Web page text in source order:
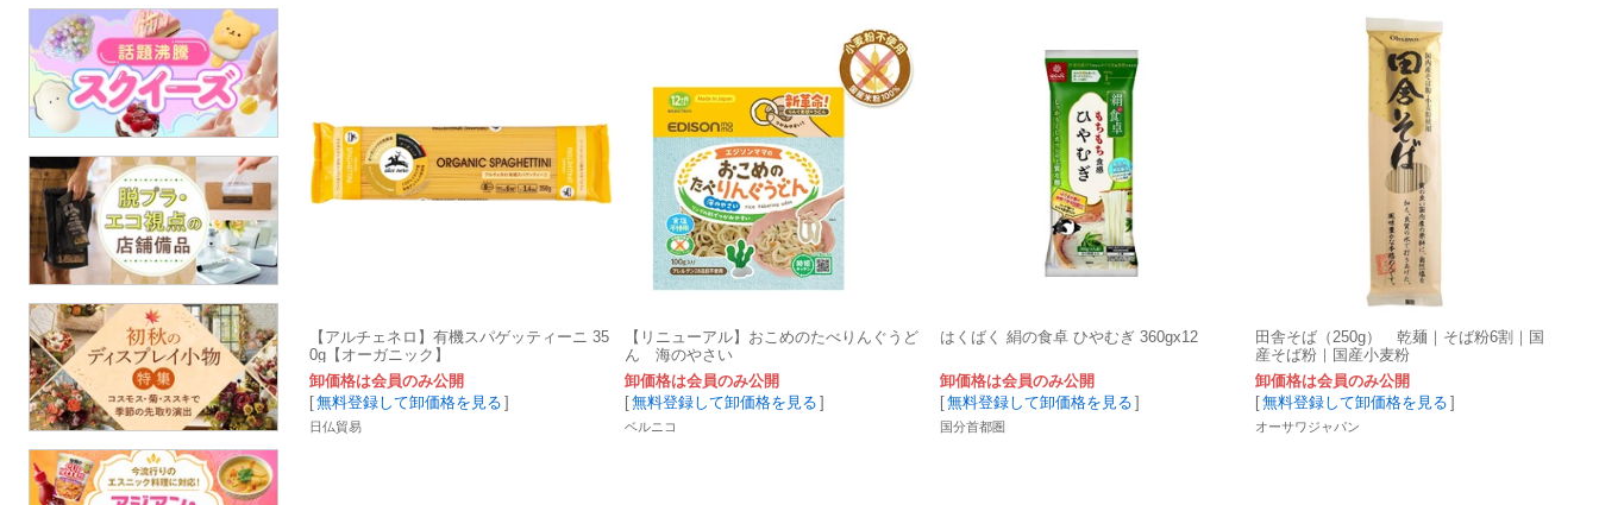
【アルチェネロ】有機スパゲッティーニ 35
0g【オーガニック】
卸価格は会員のみ公開
[無料登録して卸価格を見る ]
日仏貿易
【リニューアル】おこめのたべりんぐうど
ん 海のやさい
卸価格は会員のみ公開
[無料登録して卸価格を見る ]
ベルニコ
はくばく 絹の食卓 ひやむぎ 360gx12
卸価格は会員のみ公開
[無料登録して卸価格を見る ]
国分首都圏
田舎そば（250g） 乾麺｜そば粉6割｜国
産そば粉｜国産小麦粉
卸価格は会員のみ公開
[無料登録して卸価格を見る ]
オーサワジャパン